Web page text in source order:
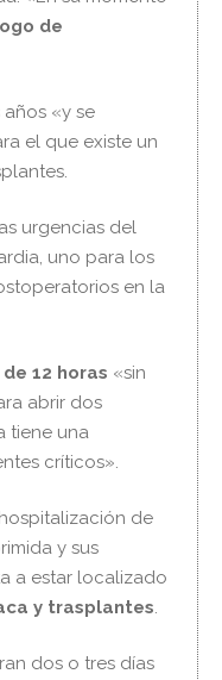
de
«y se
el que existe un
urgencias del
uno para los
en la
12 horas «sin
abrir dos
tiene una
críticos».
de
y sus
a estar localizado
y trasplantes
dos o tres días